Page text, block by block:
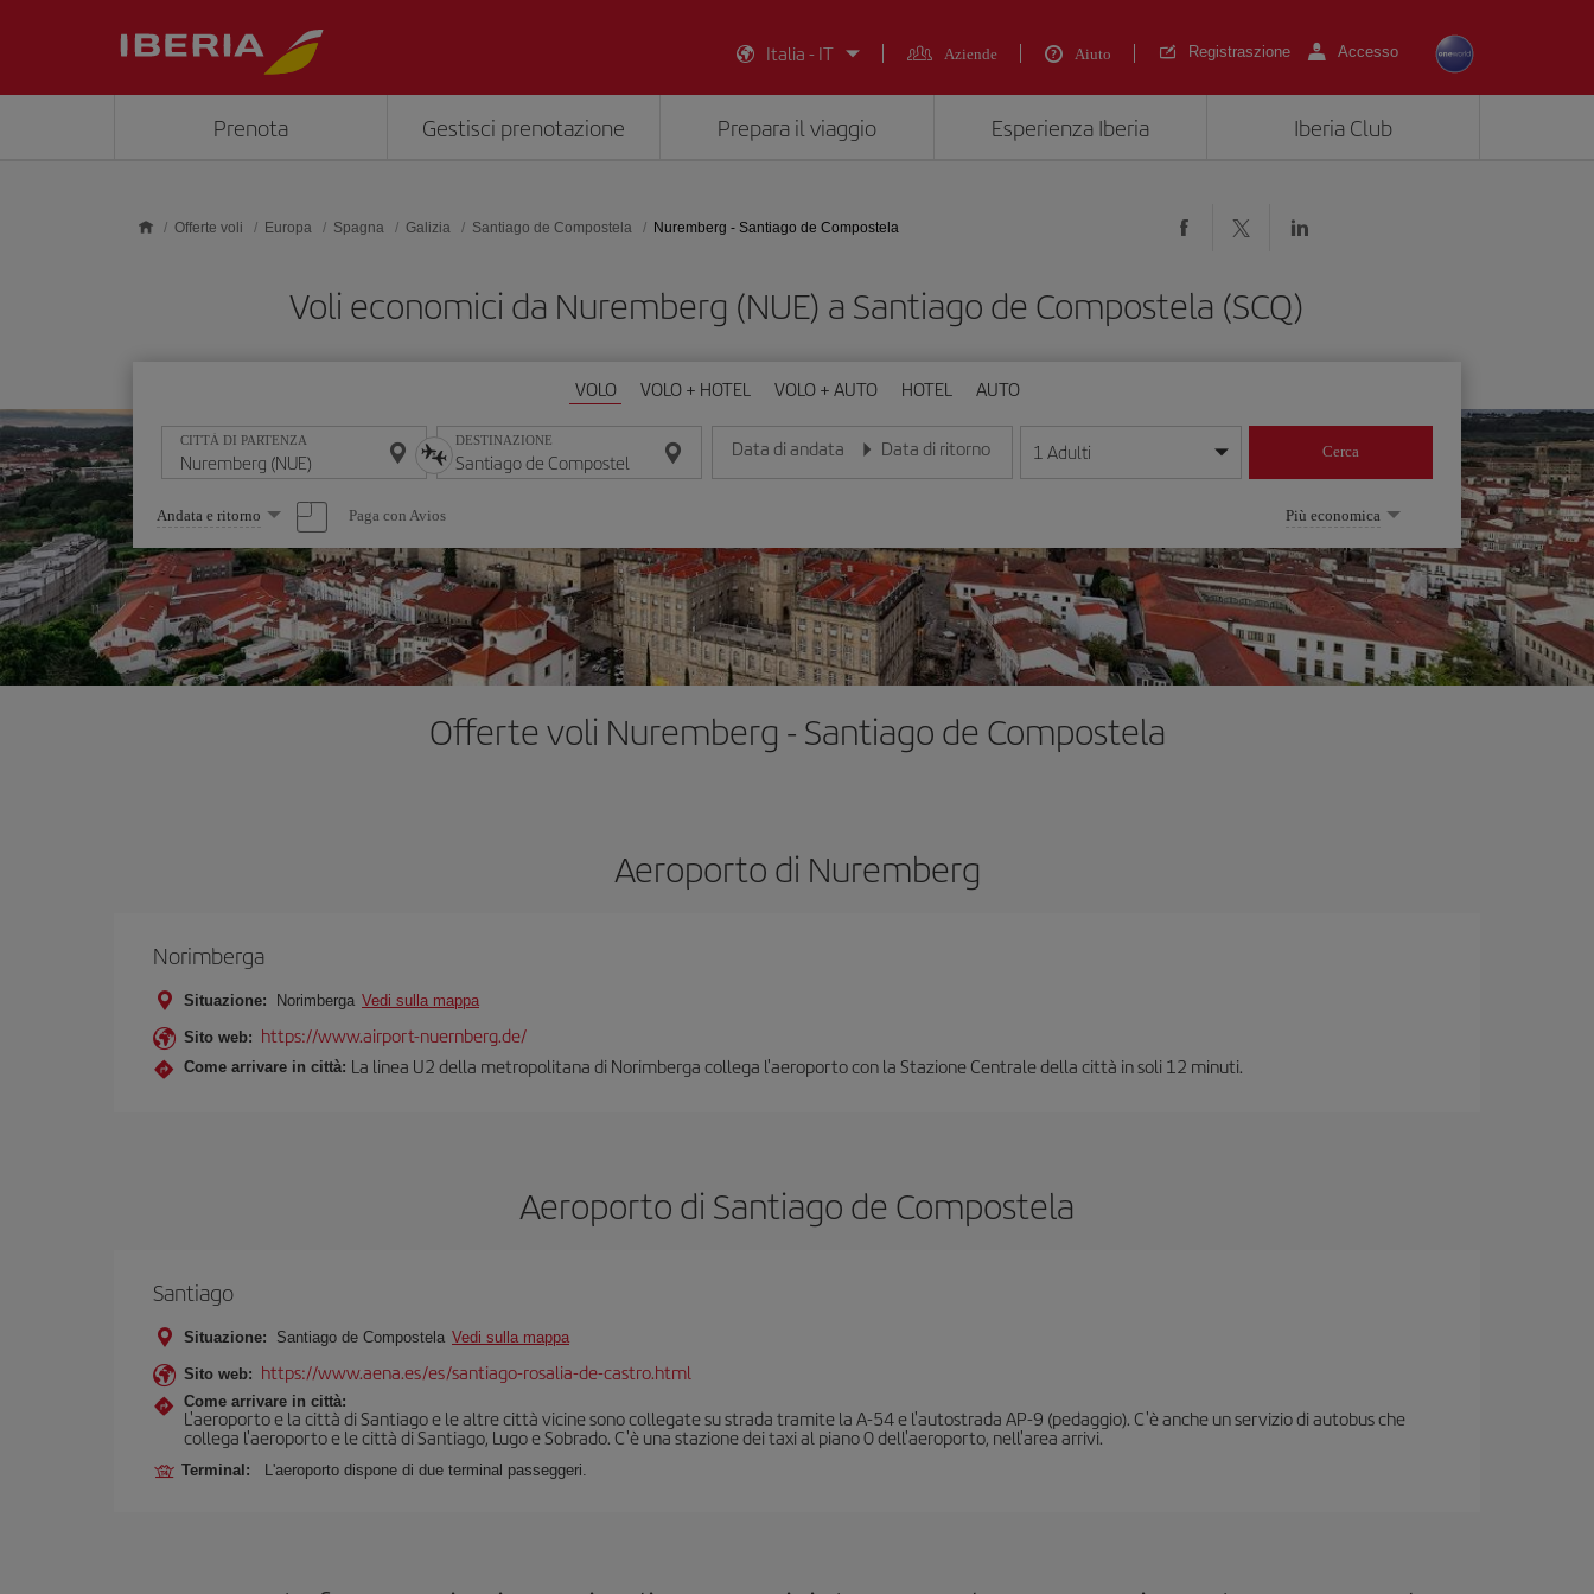
Italia - IT
Aziende Aiuto Registraszione Accesso
Prenota Gestisci prenotazione Prepara il viaggio Esperienza Iberia Iberia Club
Offerte voli Europa Spagna Galizia Santiago de Compostela Nuremberg - Santiago de Compostela
Voli economici da Nuremberg (NUE) a Santiago de Compostela (SCQ)
VOLO VOLO + HOTEL VOLO + AUTO HOTEL AUTO
CITTÀ DI PARTENZA DESTINAZIONE Data di andata
Inserisci la data nel formato giorno/mese/anno
Data di ritorno
Inserisci la data nel formato giorno/mese/anno
1 Adulti Cerca
Seleziona
un'opzione
Andata e ritorno Paga con Avios Più economica
Offerte voli Nuremberg - Santiago de Compostela
Aeroporto di Nuremberg
Norimberga
Situazione: Norimberga Vedi sulla mappa
Sito web: https://www.airport-nuernberg.de/
Come arrivare in città: La linea U2 della metropolitana di Norimberga collega l'aeroporto con la Stazione Centrale della città in soli 12 minuti.
Aeroporto di Santiago de Compostela
Santiago
Situazione: Santiago de Compostela Vedi sulla mappa
Sito web: https://www.aena.es/es/santiago-rosalia-de-castro.html
Come arrivare in città:
L'aeroporto e la città di Santiago e le altre città vicine sono collegate su strada tramite la A-54 e l'autostrada AP-9 (pedaggio). C'è anche un servizio di autobus che
collega l'aeroporto e le città di Santiago, Lugo e Sobrado. C'è una stazione dei taxi al piano 0 dell'aeroporto, nell'area arrivi.
Terminal: L'aeroporto dispone di due terminal passeggeri.